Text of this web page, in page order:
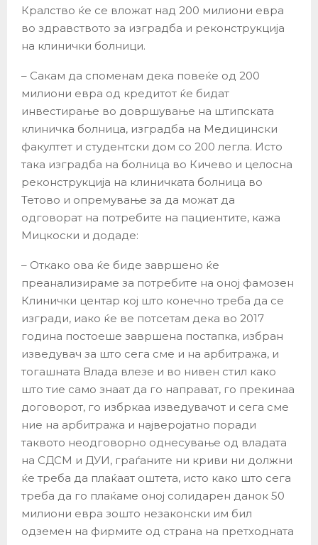
Кралство ќе се вложат над 200 милиони евра
во здравството за изградба и реконструкција
на клинички болници.
– Сакам да споменам дека повеќе од 200
милиони евра од кредитот ќе бидат
инвестирање во довршување на штипската
клиничка болница, изградба на Медицински
факултет и студентски дом со 200 легла. Исто
така изградба на болница во Кичево и целосна
реконструкција на клиничката болница во
Тетово и опремување за да можат да
одговорат на потребите на пациентите, кажа
Мицкоски и додаде:
– Откако ова ќе биде завршено ќе
преанализираме за потребите на оној фамозен
Клинички центар кој што конечно треба да се
изгради, иако ќе ве потсетам дека во 2017
година постоеше завршена постапка, избран
изведувач за што сега сме и на арбитража, и
тогашната Влада влезе и во нивен стил како
што тие само знаат да го направат, го прекинаа
договорот, го избркаа изведувачот и сега сме
ние на арбитража и најверојатно поради
таквото неодговорно однесување од владата
на СДСМ и ДУИ, граѓаните ни криви ни должни
ќе треба да плаќаат оштета, исто како што сега
треба да го плаќаме оној солидарен данок 50
милиони евра зошто незаконски им бил
одземен на фирмите од страна на претходната